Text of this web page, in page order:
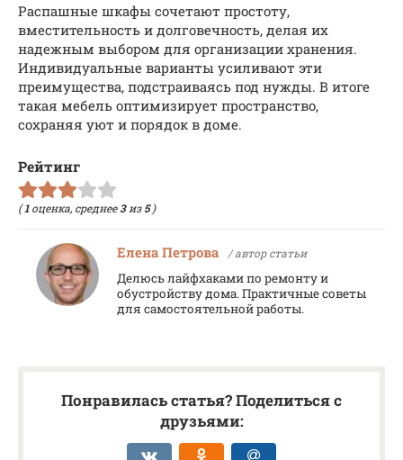
Распашные шкафы сочетают простоту,
вместительность и долговечность, делая их
надежным выбором для организации хранения.
Индивидуальные варианты усиливают эти
преимущества, подстраиваясь под нужды. В итоге
такая мебель оптимизирует пространство,
сохраняя уют и порядок в доме.
Рейтинг
(1оценка, среднее3из5)
Елена Петрова / автор статьи
Делюсь лайфхаками по ремонту и
обустройству дома. Практичные советы
для самостоятельной работы.
Понравилась статья? Поделиться с
друзьями: